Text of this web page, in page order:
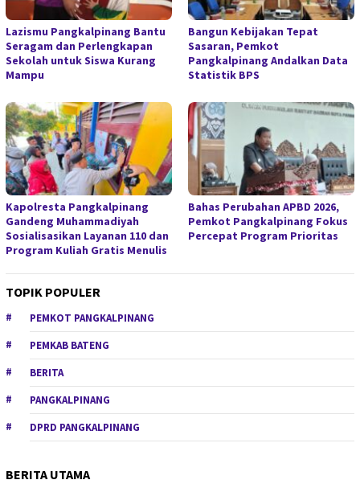
Lazismu Pangkalpinang Bantu
Seragam dan Perlengkapan
Sekolah untuk Siswa Kurang
Mampu
Bangun Kebijakan Tepat
Sasaran, Pemkot
Pangkalpinang Andalkan Data
Statistik BPS
Kapolresta Pangkalpinang
Gandeng Muhammadiyah
Sosialisasikan Layanan 110 dan
Program Kuliah Gratis Menulis
Bahas Perubahan APBD 2026,
Pemkot Pangkalpinang Fokus
Percepat Program Prioritas
TOPIK POPULER
PEMKOT PANGKALPINANG
PEMKAB BATENG
BERITA
PANGKALPINANG
DPRD PANGKALPINANG
BERITA UTAMA